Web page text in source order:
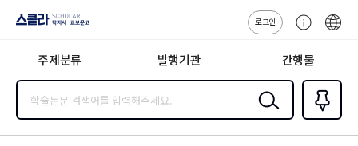
지사·교보문고
로그인
센
주제분류 발행기관 간행물
검색
즐겨찾
기0